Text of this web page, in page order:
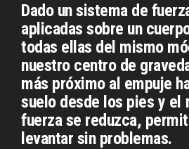
Dado un sistema de
aplicadas sobre un
todas ellas del mismo
nuestro centro de
más próximo al empuje
suelo desde los pies y el
fuerza se reduzca,
levantar sin problemas.